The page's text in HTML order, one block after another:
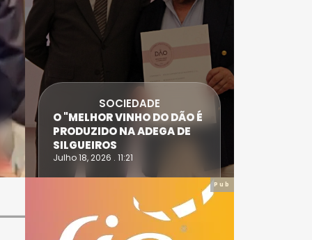
SOCIEDADE
O "MELHOR VINHO DO DÃO É
PRODUZIDO NA ADEGA DE
SILGUEIROS
Julho 18, 2026 . 11:21
Pub